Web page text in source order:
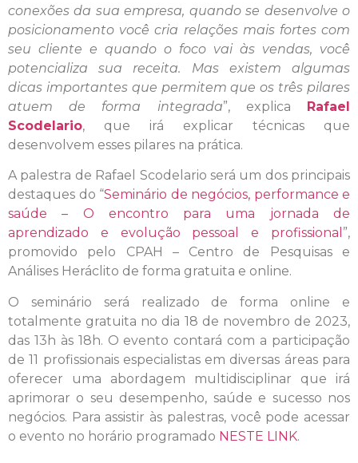
conexões da sua empresa, quando se desenvolve o
posicionamento você cria relações mais fortes com
seu cliente e quando o foco vai às vendas, você
potencializa sua receita. Mas existem algumas
dicas importantes que permitem que os três pilares
atuem de forma integrada”, explica Rafael
Scodelario, que irá explicar técnicas que
desenvolvem esses pilares na prática.
A palestra de Rafael Scodelario será um dos principais
destaques do “Seminário de negócios, performance e
saúde – O encontro para uma jornada de
aprendizado e evolução pessoal e profissional ”,
promovido pelo CPAH – Centro de Pesquisas e
Análises Heráclito de forma gratuita e online.
O seminário será realizado de forma online e
totalmente gratuita no dia 18 de novembro de 2023,
das 13h às 18h. O evento contará com a participação
de 11 profissionais especialistas em diversas áreas para
oferecer uma abordagem multidisciplinar que irá
aprimorar o seu desempenho, saúde e sucesso nos
negócios. Para assistir às palestras, você pode acessar
o evento no horário programado NESTE LINK.